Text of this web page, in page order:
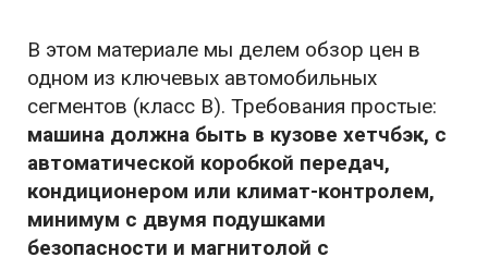
В этом материале мы делем обзор цен в
одном из ключевых автомобильных
сегментов (класс B). Требования простые:
машина должна быть в кузове хетчбэк, с
автоматической коробкой передач,
кондиционером или климат-контролем,
минимум с двумя подушками
безопасности и магнитолой с